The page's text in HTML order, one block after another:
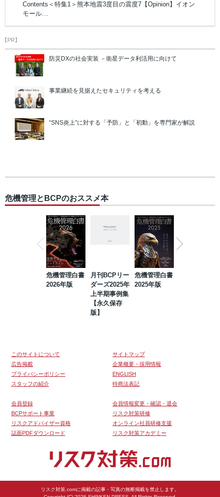
Contents＜特集1＞熊本地震3度目の震度7【Opinion】イオン
モール…
【PR】
防災DXの社会実装 －衛星データ利活用に向けて
事業継続を見据えたセキュリティを考える
“SNS炎上”に対する「予防」と「初動」を専門家が解説
危機管理とBCPのおススメ本
危機管理白書
2026年版
月刊BCPリー
ダーズ2025年
上半期事例集
【永久保存
版】
危機管理白書
2025年版
このサイトについて
サイトマップ
広告掲載
企業概要・採用情報
プライバシーポリシー
ENGLISH
スタッフの紹介
特商法表記
会員登録
会員情報変更・確認・退会
BCPサポート事業
リスク対策研修
リスクアドバイザー資格
オンライン社員研修支援
誌面PDFダウンロード
リスク対策アカデミー
リスク対策.comに掲載の記事・写真の無断掲載を禁止します。